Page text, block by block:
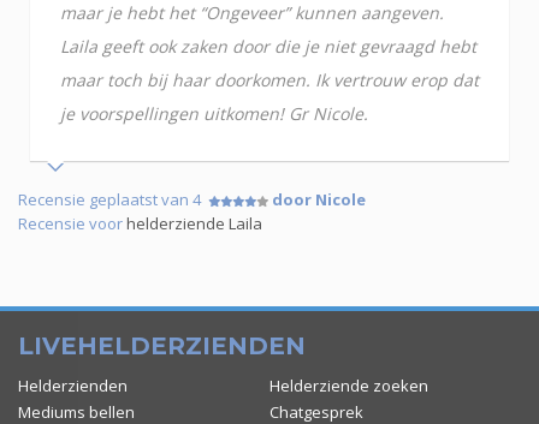
maar je hebt het “Ongeveer” kunnen aangeven.
Laila geeft ook zaken door die je niet gevraagd hebt
maar toch bij haar doorkomen. Ik vertrouw erop dat
je voorspellingen uitkomen! Gr Nicole.
Recensie geplaatst van 4
door Nicole
Recensie voorhelderziende Laila
LIVEHELDERZIENDEN
Helderzienden
Helderziende zoeken
Mediums bellen
Chatgesprek